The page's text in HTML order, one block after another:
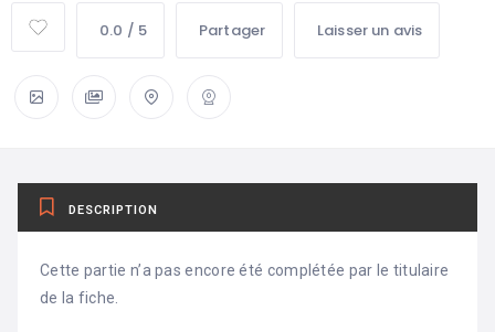
0.0 / 5 Partager Laisser un avis
DESCRIPTION
Cette partie n’a pas encore été complétée par le titulaire
de la fiche.